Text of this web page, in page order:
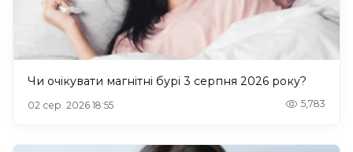
Чи очікувати магнітні бурі 3 серпня 2026 року?
02 сер. 2026 18:55 5,783